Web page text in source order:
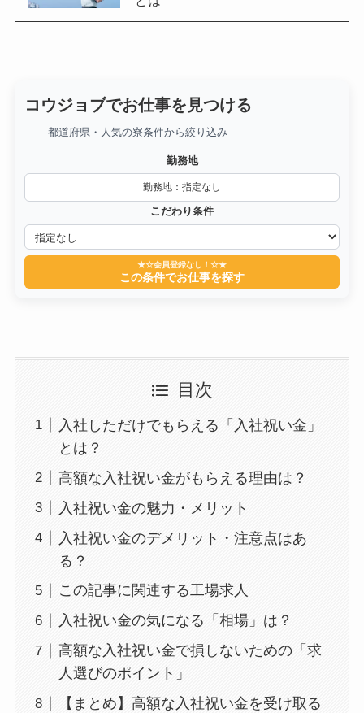
コウジョブでお仕事を見つける
都道府県・人気の寮条件から絞り込み
勤務地
勤務地：指定なし
こだわり条件
★☆会員登録なし！☆★
この条件でお仕事を探す
目次
入社しただけでもらえる「入社祝い金」
とは？
高額な入社祝い金がもらえる理由は？
入社祝い金の魅力・メリット
入社祝い金のデメリット・注意点はあ
る？
この記事に関連する工場求人
入社祝い金の気になる「相場」は？
高額な入社祝い金で損しないための「求
人選びのポイント」
【まとめ】高額な入社祝い金を受け取る